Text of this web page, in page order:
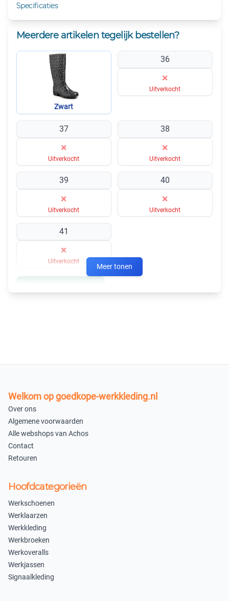
Specificaties
Meerdere artikelen tegelijk bestellen?
Zwart
36
×
Uitverkocht
37
×
Uitverkocht
38
×
Uitverkocht
39
×
Uitverkocht
40
×
Uitverkocht
41
×
Uitverkocht
Meer tonen
Welkom op goedkope-werkkleding.nl
Over ons
Algemene voorwaarden
Alle webshops van Achos
Contact
Retouren
Hoofdcategorieën
Werkschoenen
Werklaarzen
Werkkleding
Werkbroeken
Werkoveralls
Werkjassen
Signaalkleding